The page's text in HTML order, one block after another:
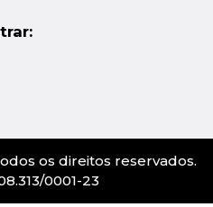
os direitos reservados.
0001-23